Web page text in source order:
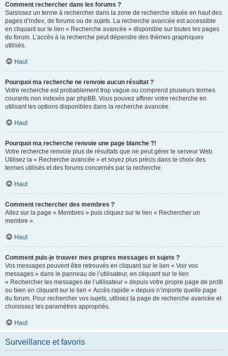
Comment rechercher dans les forums ?
Saisissez un terme à rechercher dans la zone de recherche située en haut des
pages d’index, de forums ou de sujets. La recherche avancée est accessible
en cliquant sur le lien « Recherche avancée » disponible sur toutes les pages
du forum. L’accès à la recherche peut dépendre des thèmes graphiques
utilisés.
Haut
Pourquoi ma recherche ne renvoie aucun résultat ?
Votre recherche est probablement trop vague ou comprend plusieurs termes
courants non indexés par phpBB. Vous pouvez affiner votre recherche en
utilisant les options disponibles dans la recherche avancée.
Haut
Pourquoi ma recherche renvoie une page blanche ?!
Votre recherche renvoie plus de résultats que ne peut gérer le serveur Web.
Utilisez la « Recherche avancée » et soyez plus précis dans le choix des
termes utilisés et des forums concernés par la recherche.
Haut
Comment rechercher des membres ?
Allez sur la page « Membres » puis cliquez sur le lien « Rechercher un
membre ».
Haut
Comment puis-je trouver mes propres messages et sujets ?
Vos messages peuvent être retrouvés en cliquant sur le lien « Voir vos
messages » dans le panneau de l’utilisateur, en cliquant sur le lien
« Rechercher les messages de l’utilisateur » depuis votre propre page de profil
ou bien en cliquant sur le lien « Accès rapide » depuis n’importe quelle page
du forum. Pour rechercher vos sujets, utilisez la page de recherche avancée et
choisissez les paramètres appropriés.
Haut
Surveillance et favoris